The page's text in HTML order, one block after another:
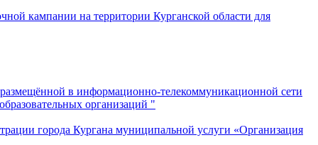
кампании на территории Курганской области для
в информационно-телекоммуникационной сети
организаций "
города Кургана муниципальной услуги «Организация